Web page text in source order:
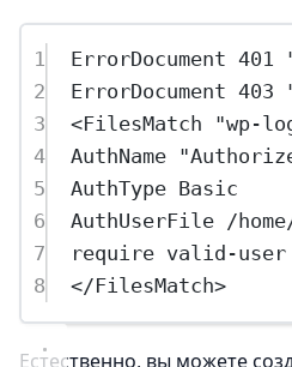
1
ErrorDocument
2
ErrorDocument 403
3
<FilesMatch "wp-
4
AuthName
5
AuthType Basic
6
AuthUserFile /
7
require valid-user
8
</FilesMatch>
Естественно, вы можете